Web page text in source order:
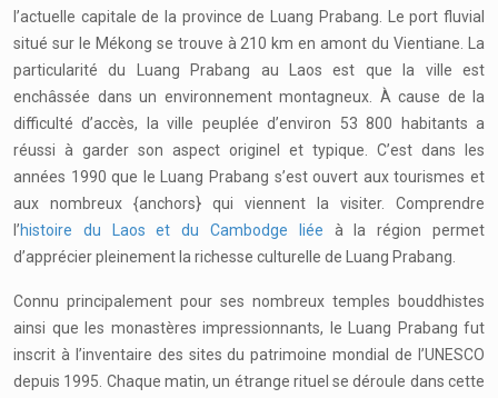
l’actuelle capitale de la province de Luang Prabang. Le port fluvial
situé sur le Mékong se trouve à 210 km en amont du Vientiane. La
particularité du Luang Prabang au Laos est que la ville est
enchâssée dans un environnement montagneux. À cause de la
difficulté d’accès, la ville peuplée d’environ 53 800 habitants a
réussi à garder son aspect originel et typique. C’est dans les
années 1990 que le Luang Prabang s’est ouvert aux tourismes et
aux nombreux {anchors} qui viennent la visiter. Comprendre
l’histoire du Laos et du Cambodge liée à la région permet
d’apprécier pleinement la richesse culturelle de Luang Prabang.
Connu principalement pour ses nombreux temples bouddhistes
ainsi que les monastères impressionnants, le Luang Prabang fut
inscrit à l’inventaire des sites du patrimoine mondial de l’UNESCO
depuis 1995. Chaque matin, un étrange rituel se déroule dans cette